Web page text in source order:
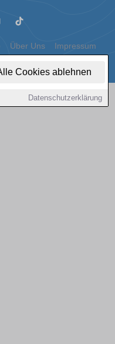
Cookies ablehnen
Datenschutzerklärung
Über Uns Impressum
| Content by: 1a-sites-autos